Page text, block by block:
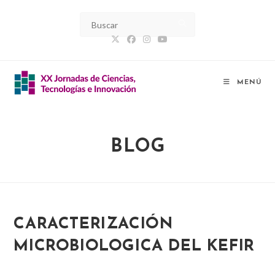
MENÚ
BLOG
CARACTERIZACIÓN
MICROBIOLOGICA DEL KEFIR